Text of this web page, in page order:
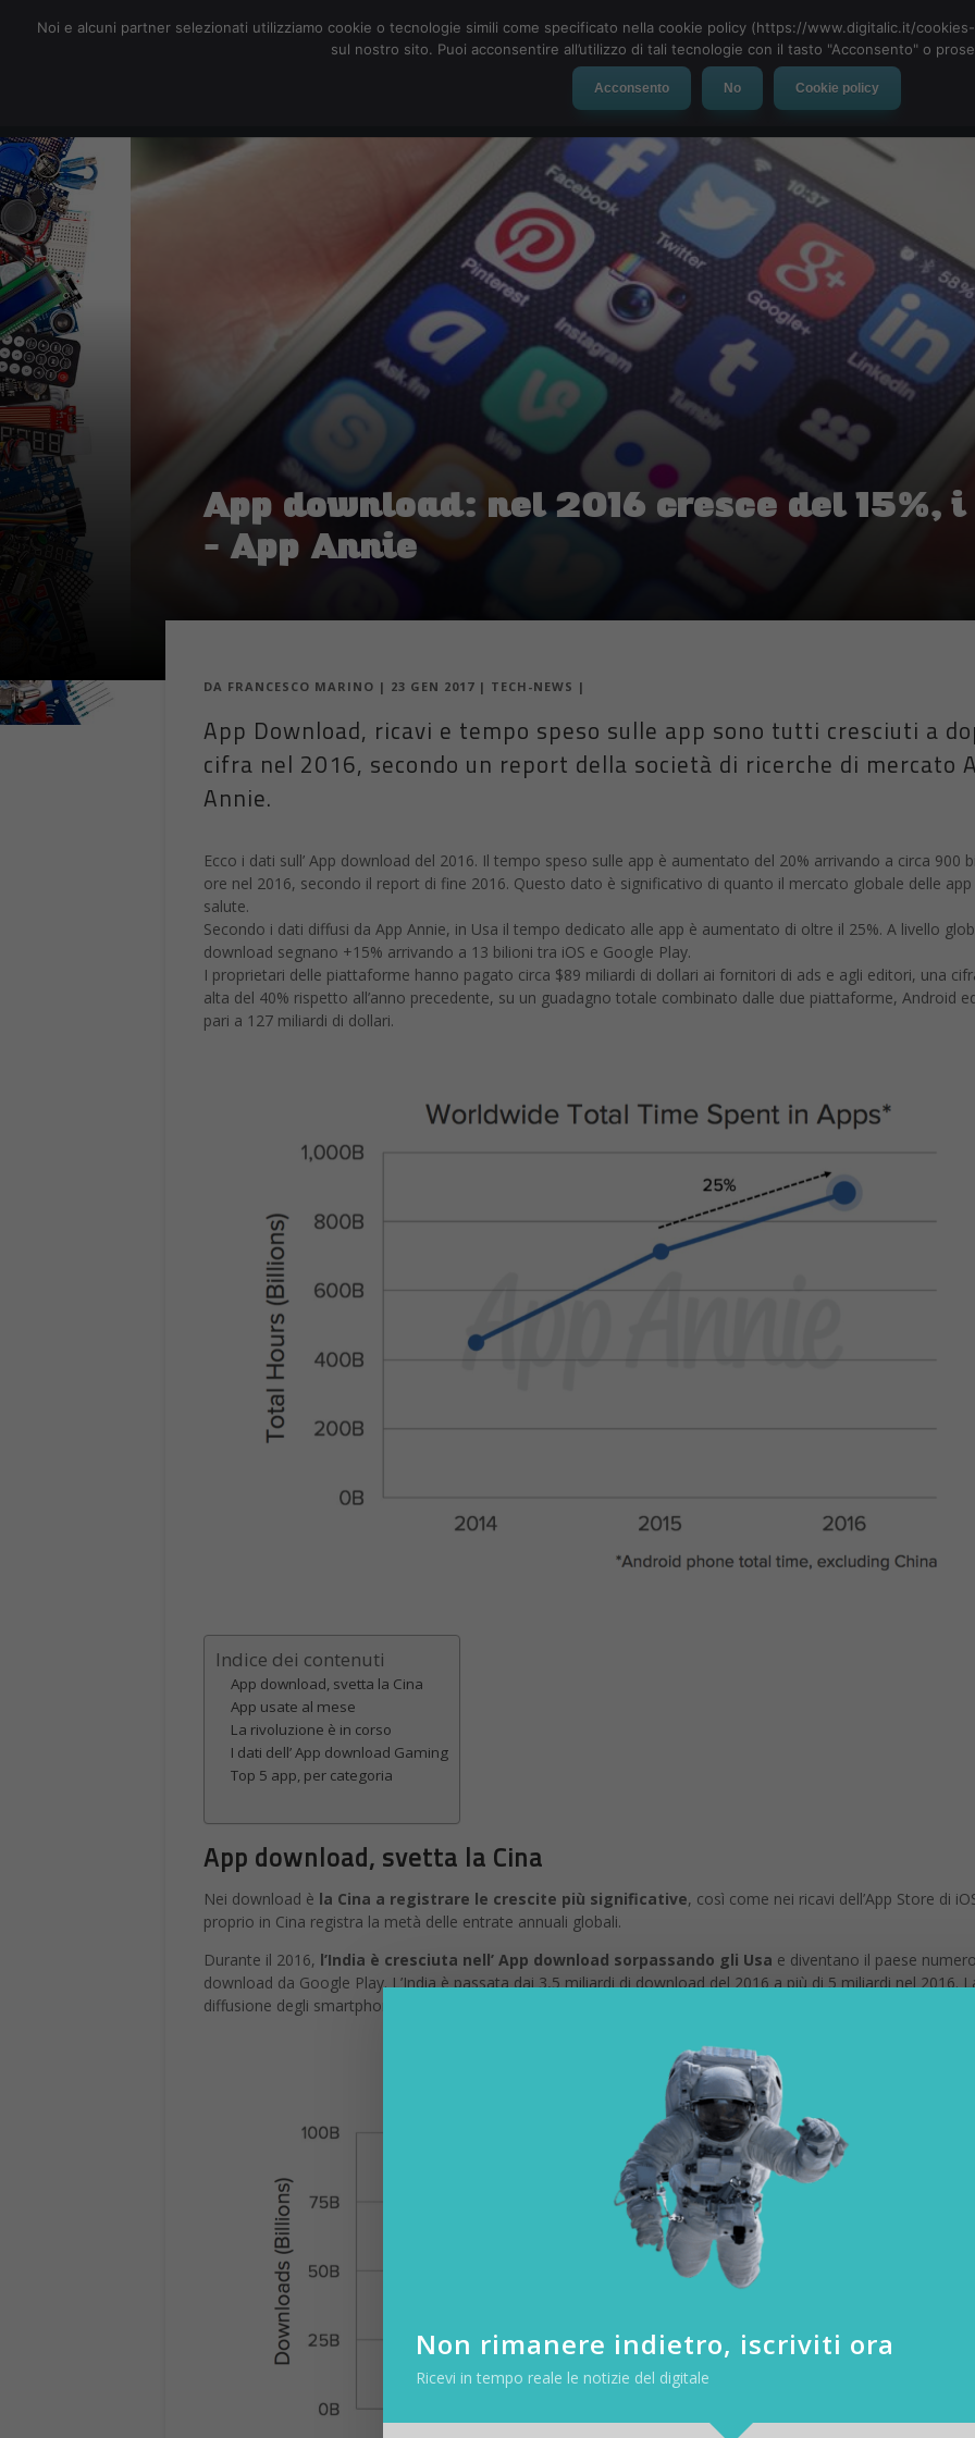
Social Network App Automotive Tech-News
App download: nel 2016 cresce del 15%,
– App Annie
DA FRANCESCO MARINO | 23 GEN 2017 | TECH-NEWS |
App Download, ricavi e tempo speso sulle app sono tutti cresciuti a
cifra nel 2016, secondo un report della società di ricerche di mercato
Annie.
Ecco i dati sull’ App download del 2016. Il tempo speso sulle app è aumentato del 20% arrivando a circa 900
ore nel 2016, secondo il report di fine 2016. Questo dato è significativo di quanto il mercato globale delle app
salute.
Secondo i dati diffusi da App Annie, in Usa il tempo dedicato alle app è aumentato di oltre il 25%. A livello
download segnano +15% arrivando a 13 bilioni tra iOS e Google Play.
I proprietari delle piattaforme hanno pagato circa $89 miliardi di dollari ai fornitori di ads e agli editori, una
alta del 40% rispetto all’anno precedente, su un guadagno totale combinato dalle due piattaforme, Android
pari a 127 miliardi di dollari.
Indice dei contenuti
App download, svetta la Cina
App usate al mese
La rivoluzione è in corso
I dati dell’ App download Gaming
Top 5 app, per categoria
App download, svetta la Cina
Nei download è la Cina a registrare le crescite più significative, così come nei ricavi dell’App Store di
proprio in Cina registra la metà delle entrate annuali globali.
Durante il 2016, l’India è cresciuta nell’ App download sorpassando gli Usa e diventano il paese
download da Google Play. L’India è passata dai 3,5 miliardi di download del 2016 a più di 5 miliardi nel 2016.
diffusione degli smartphone nel paese è solo del 30% quindi ci sono ancora ampi margini di crescita.
Non rimanere indietro, iscriviti ora
Ricevi in tempo reale le notizie del digitale
Noi e alcuni partner selezionati utilizziamo cookie o tecnologie simili come specificato nella cookie policy (https://www.digitalic.it/
sul nostro sito. Puoi acconsentire all’utilizzo di tali tecnologie con il tasto "Acconsento" o
Acconsento No Cookie policy